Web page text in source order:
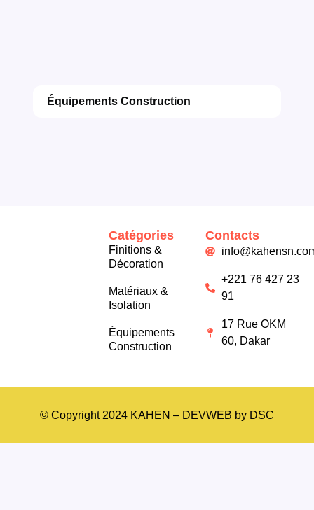
Équipements Construction
Catégories
Finitions &
Décoration
Matériaux &
Isolation
Équipements
Construction
Contacts
+221 76 427 23
91
17 Rue OKM
60, Dakar
© Copyright 2024 KAHEN – DEVWEB by DSC